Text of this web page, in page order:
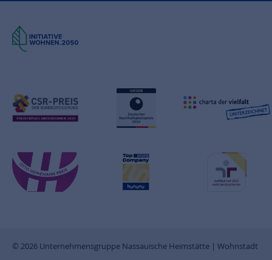
© 2026 Unternehmensgruppe Nassauische Heimstätte | Wohnstadt